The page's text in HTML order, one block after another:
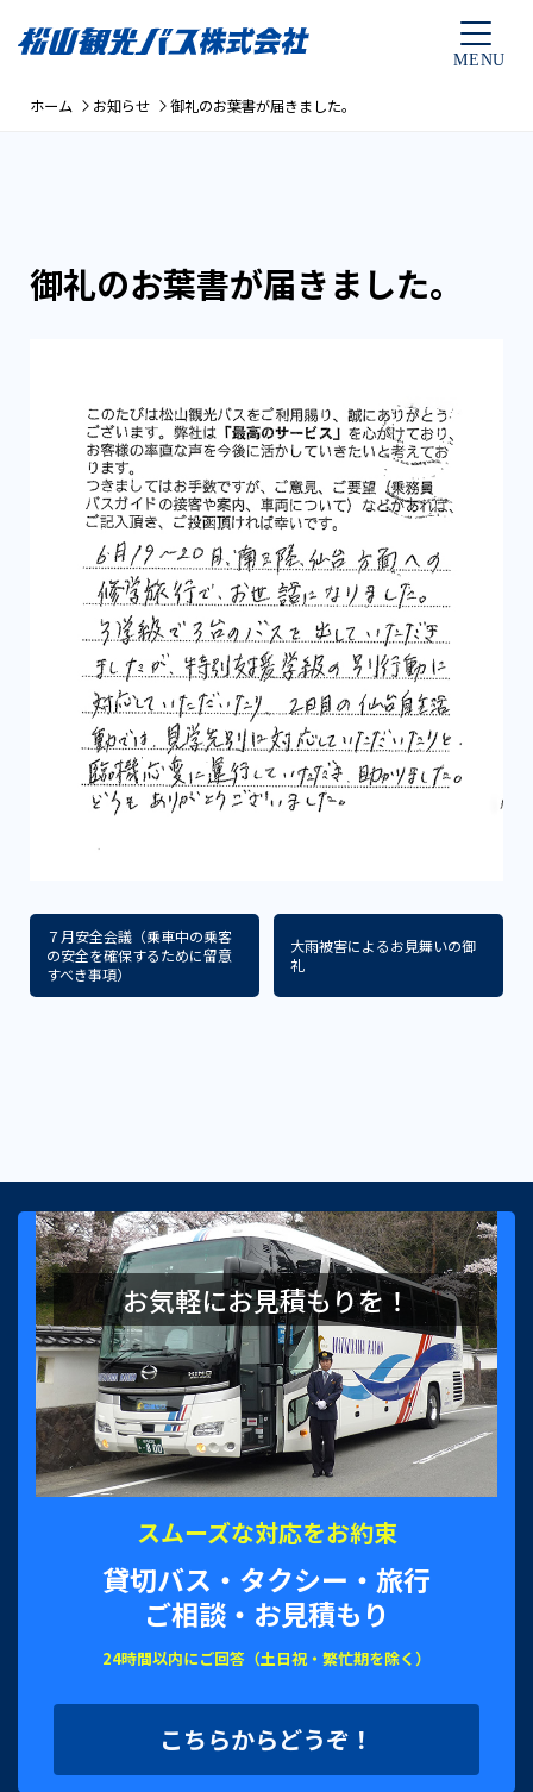
ホーム お知らせ 御礼のお葉書が届きました。
御礼のお葉書が届きました。
７月安全会議（乗車中の乗客
の安全を確保するために留意
すべき事項）
大雨被害によるお見舞いの御
礼
お気軽にお見積もりを！
スムーズな対応をお約束
貸切バス・タクシー・旅行
ご相談・お見積もり
24時間以内にご回答（土日祝・繁忙期を除く）
こちらからどうぞ！